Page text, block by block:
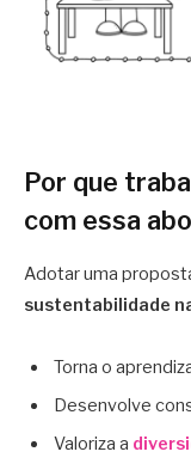
Por que
com essa
Adotar uma
sustentabilidade
Torna o
Desenvolve
Valoriza a